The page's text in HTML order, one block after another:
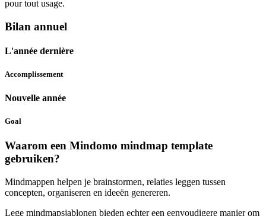
pour tout usage.
Bilan annuel
L'année dernière
Accomplissement
Nouvelle année
Goal
Waarom een Mindomo mindmap template
gebruiken?
Mindmappen helpen je brainstormen, relaties leggen tussen
concepten, organiseren en ideeën genereren.
Lege mindmapsjablonen bieden echter een eenvoudigere manier om